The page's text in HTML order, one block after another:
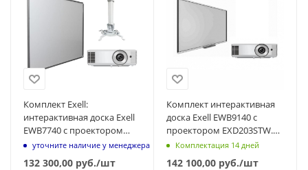
Комплект Exell:
интерактивная доска Exell
EWB7740 с проектором
EXD102STW. Артикул:
EWB77EXD102STW
уточните наличие у менеджера
132 300,00 руб./шт
Комплект интерактивная
доска Exell EWB9140 с
проектором EXD203STW.
Артикул: EWB91EXD203STW
Комплектация 14 дней
142 100,00 руб./шт